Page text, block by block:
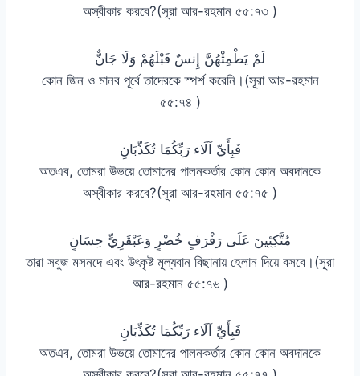
অস্বীকার করবে?(সূরা আর-রহমান ৫৫:৭৩ )
لَمْ يَطْمِثْهُنَّ إِنسٌ قَبْلَهُمْ وَلَا جَانٌّ
কোন জিন ও মানব পূর্বে তাদেরকে স্পর্শ করেনি।(সূরা আর-রহমান
৫৫:৭৪ )
فَبِأَيِّ آلَاء رَبِّكُمَا تُكَذِّبَانِ
অতএব, তোমরা উভয়ে তোমাদের পালনকর্তার কোন কোন অবদানকে
অস্বীকার করবে?(সূরা আর-রহমান ৫৫:৭৫ )
مُتَّكِئِينَ عَلَى رَفْرَفٍ خُضْرٍ وَعَبْقَرِيٍّ حِسَانٍ
তারা সবুজ মসনদে এবং উৎকৃষ্ট মূল্যবান বিছানায় হেলান দিয়ে বসবে।(সূরা
আর-রহমান ৫৫:৭৬ )
فَبِأَيِّ آلَاء رَبِّكُمَا تُكَذِّبَانِ
অতএব, তোমরা উভয়ে তোমাদের পালনকর্তার কোন কোন অবদানকে